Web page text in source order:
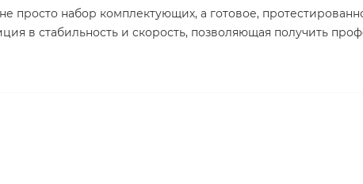
просто набор комплектующих, а готовое,
в стабильность и скорость, позволяющая получить